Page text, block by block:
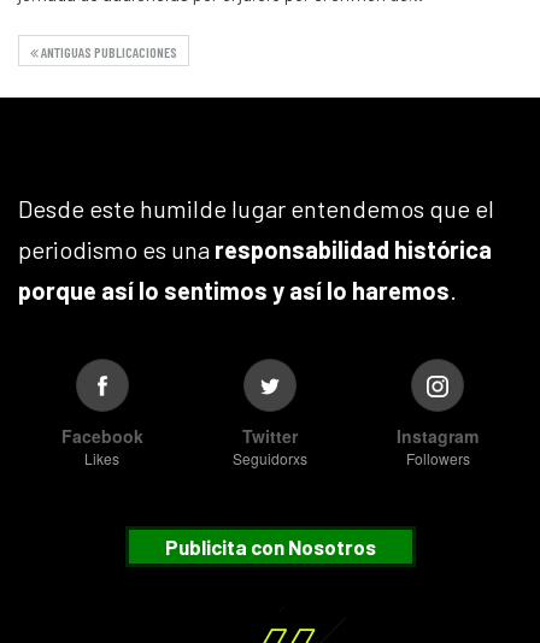
ANTIGUAS PUBLICACIONES
Desde este humilde lugar entendemos que el
periodismo es una responsabilidad histórica
porque así lo sentimos y así lo haremos.
Facebook
Likes
Twitter
Seguidorxs
Instagram
Followers
Publicita con Nosotros